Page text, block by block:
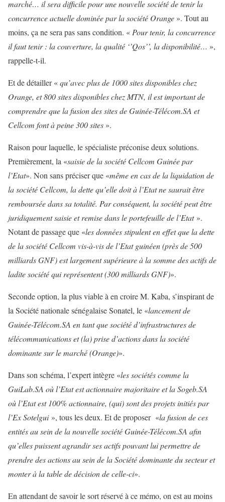
marché… il sera difficile pour une nouvelle société de tenir la
concurrence actuelle dominée par la société Orange ». Tout au
moins, ça ne sera pas sans condition. « Pour tenir, la concurrence
il faut tenir : la couverture, la qualité ‘’Qos’’, la disponibilité… »,
rappelle-t-il.
Et de détailler «qu’avec plus de 1000 sites disponibles chez
Orange, et 800 sites disponibles chez MTN, il est important de
comprendre que la fusion des sites de Guinée-Télécom.SA et
Cellcom font à peine 300 sites ».
Raison pour laquelle, le spécialiste préconise deux solutions.
Premièrement, la «saisie de la société Cellcom Guinée par
l’Etat». Non sans préciser que «même en cas de la liquidation de
la société Cellcom, la dette qu’elle doit à l’Etat ne saurait être
remboursée dans sa totalité. Par conséquent, la société peut être
juridiquement saisie et remise dans le portefeuille de l’Etat».
Notant de passage que «les données stipulent en effet que la dette
de la société Cellcom vis-à-vis de l’Etat guinéen (près de 500
milliards GNF) est largement supérieure à la somme des actifs de
ladite société qui représentent (300 milliards GNF)».
Seconde option, la plus viable à en croire M. Kaba, s’inspirant de
la Société nationale sénégalaise Sonatel, le «lancement de
Guinée-Télécom.SA en tant que société d’infrastructures de
télécommunications et (la) prise d’actions dans la société
dominante sur le marché (Orange)».
Dans son schéma, l’expert intègre «les sociétés comme la
GuiLab.SA où l’Etat est actionnaire majoritaire et la Sogeb.SA
où l’Etat est 100% actionnaire, (qui) sont des projets initiés par
l’Ex Sotelgui », tous les deux. Et de proposer «la fusion de ces
entités au sein de la nouvelle société Guinée-Télécom.SA afin
qu’elles puissent agrandir ses actifs pouvant lui permettre de
prendre des actions au sein de la Société dominante du secteur et
monter à la table de décision de celle-ci».
En attendant de savoir le sort réservé à ce mémo, on est au moins